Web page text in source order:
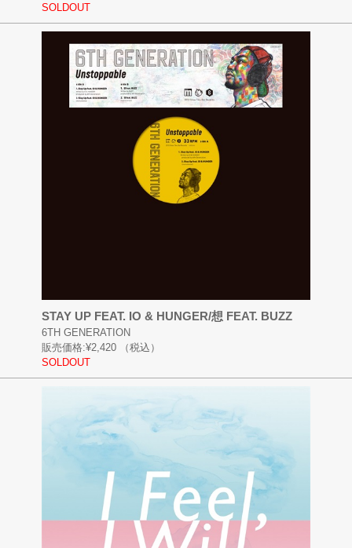
SOLDOUT
STAY UP FEAT. IO & HUNGER/想 FEAT. BUZZ
6TH GENERATION
販売価格:¥2,420
（税込）
SOLDOUT